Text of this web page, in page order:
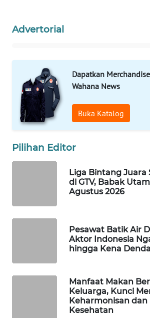
Advertorial
Dapatkan
Wahana News
Buka Katalog
Pilihan Editor
Liga Bintang Juara
di GTV, Babak
Agustus 2026
Pesawat Batik Air
Aktor Indonesia
hingga Kena Denda
Manfaat Makan
Keluarga, Kunci
Keharmonisan dan
Kesehatan
WAHANANEWS
WAHANANEWS
NET
WAHANA
SPORT
WAHANA
UMKM
WAHANA
OTOMOTIF